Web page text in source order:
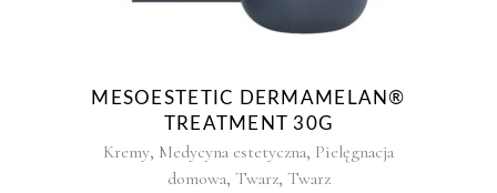
MESOESTETIC DERMAMELAN®
TREATMENT 30G
Kremy, Medycyna estetyczna, Pielęgnacja
domowa, Twarz, Twarz